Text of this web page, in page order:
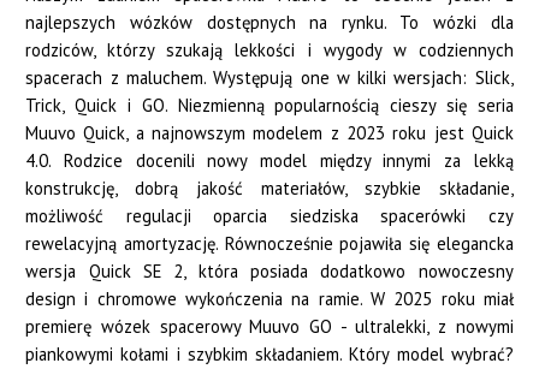
najlepszych wózków dostępnych na rynku. To wózki dla
rodziców, którzy szukają lekkości i wygody w codziennych
spacerach z maluchem. Występują one w kilki wersjach: Slick,
Trick, Quick i GO. Niezmienną popularnością cieszy się seria
Muuvo Quick, a najnowszym modelem z 2023 roku jest Quick
4.0. Rodzice docenili nowy model między innymi za lekką
konstrukcję, dobrą jakość materiałów, szybkie składanie,
możliwość regulacji oparcia siedziska spacerówki czy
rewelacyjną amortyzację. Równocześnie pojawiła się elegancka
wersja Quick SE 2, która posiada dodatkowo nowoczesny
design i chromowe wykończenia na ramie. W 2025 roku miał
premierę wózek spacerowy Muuvo GO - ultralekki, z nowymi
piankowymi kołami i szybkim składaniem. Który model wybrać?